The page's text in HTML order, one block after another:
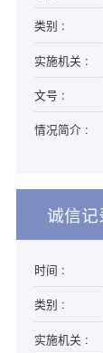
类别 :
实施机关 :
文号 :
情况简介 :
诚信记
时间 :
类别 :
实施机关 :